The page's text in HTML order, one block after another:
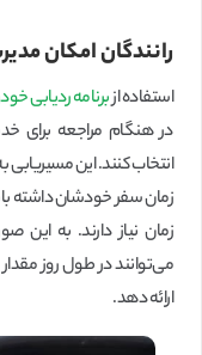
رانندگان امکان
استفاده ازبرنامه ردیابی
در هنگام مراجعه برای
انتخاب کنند. این مسیریابی
زمان سفر خودشان داشته
زمان نیاز دارند. به
می‌توانند در طول روز
ارائه دهد.